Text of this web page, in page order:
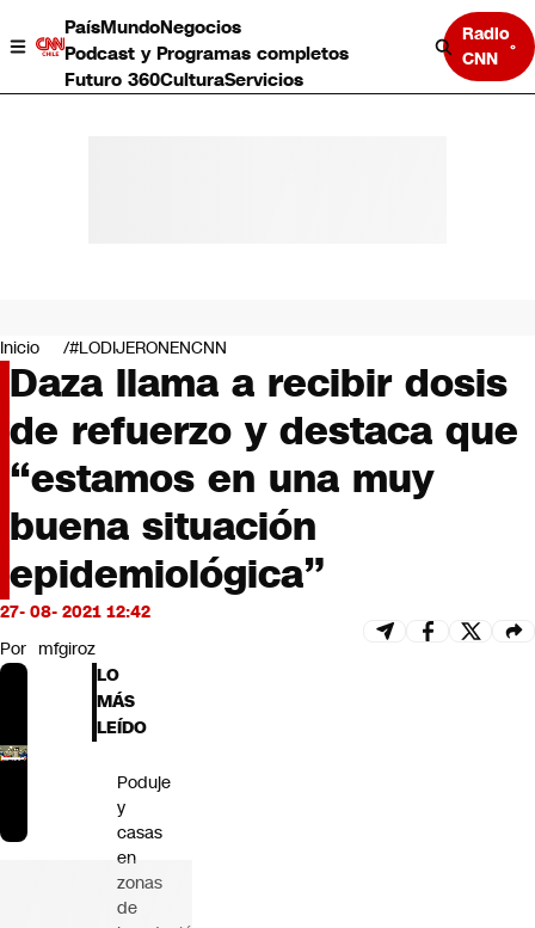
PaísMundoNegocios
Podcast y Programas completos
Futuro 360CulturaServicios
Radio
CNN
Negocios
Deportes
Programas completos
Cultura
Servicios
Bits
CNN tiempo
Futuro 360
Opinión
Inicio #LODIJERONENCNN
Daza llama a recibir dosis
de refuerzo y destaca que
“estamos en una muy
buena situación
epidemiológica”
27- 08- 2021 12:42
Por mfgiroz
LO
MÁS
LEÍDO
Poduje
y
casas
en
zonas
de